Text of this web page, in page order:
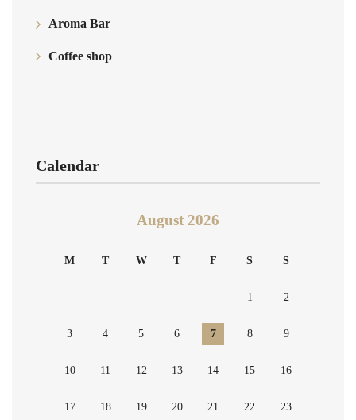
Aroma Bar
Coffee shop
Calendar
August 2026
M T W T F S S
1 2
3 4 5 6 7 8 9
10 11 12 13 14 15 16
17 18 19 20 21 22 23